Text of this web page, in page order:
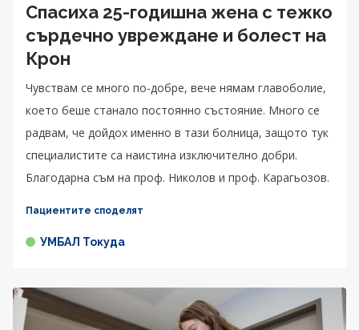
Спасиха 25-годишна жена с тежко
сърдечно увреждане и болест на
Крон
Чувствам се много по-добре, вече нямам главоболие,
което беше станало постоянно състояние. Много се
радвам, че дойдох именно в тази болница, защото тук
специалистите са наистина изключително добри.
Благодарна съм на проф. Николов и проф. Карагьозов.
Пациентите споделят
УМБАЛ Токуда